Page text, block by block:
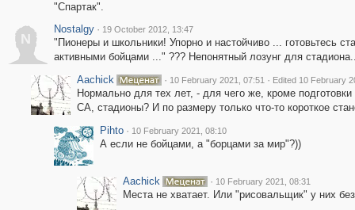
"Спартак".
N
Nostalgy · 19 October 2012, 13:47
"Пионеры и школьники! Упорно и настойчиво ... готовьтесь
активными бойцами ..." ??? Непонятный лозунг для
Aachick
· 10 February 2021, 07:51 · Edited 10 February
Нормально для тех лет, - для чего же, кроме подготовки
СА, стадионы? И по размеру только что-то короткое
Pihto · 10 February 2021, 08:10
А если не бойцами, а "борцами за мир"?))
Aachick · 10 February 2021, 08:31
Места не хватает. Или "рисовальщик" у них